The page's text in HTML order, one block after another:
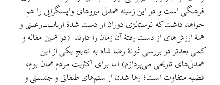
فرهنگی است و در این زمینه همدلی نیروهای واپسگرایی را هم
خواهد داشت که نوستالژی دوران از دست شدهٔ ارباب-رعیتی و
همهٔ ارزش‌های از دست رفتهٔ آن زمان را دارند. (در همین مقاله و
کمی بعدتر در بررسی نمونهٔ رضا شاه به نتایج یکی از این
همدلی‌های تاریخی می‌پردازم) اما برای اکثریت مردم همان بوم،
قضیه متفاوت است؛ رها شدن از ستم‌های طبقاتی و جنسیتی و